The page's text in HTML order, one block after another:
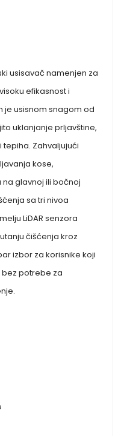
usisavač namenjen za
efikasnost i
je usisnom snagom od
uklanjanje prljavštine,
Zahvaljujući
kose,
glavnoj ili bočnoj
sa tri nivoa
LiDAR senzora
čišćenja kroz
izbor za korisnike koji
bez potrebe za